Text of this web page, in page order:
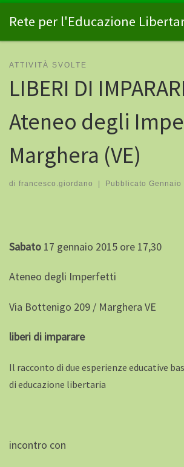
Passa al contenuto
Rete per l'Educazione
ATTIVITÀ SVOLTE
LIBERI DI
Ateneo degli
Marghera (VE)
di francesco.giordano Pubblicato Gennaio
Sabato 17 gennaio 2015 ore 17,30
Ateneo degli Imperfetti
Via Bottenigo 209 / Marghera VE
liberi di imparare
Il racconto di due esperienze educative
di educazione libertaria
incontro con